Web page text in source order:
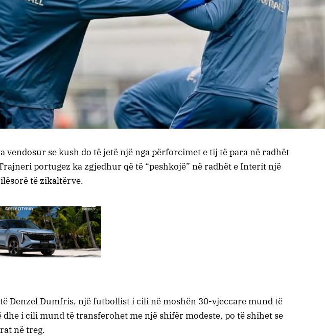
vendosur se kush do të jetë një nga përforcimet e tij të para në radhët
portugez ka zgjedhur që të “peshkojë” në radhët e Interit një
të zikaltërve.
Denzel Dumfris, një futbollist i cili në moshën 30-vjeccare mund të
dhe i cili mund të transferohet me një shifër modeste, po të shihet se
në treg.